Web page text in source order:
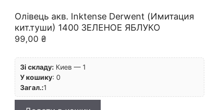
Олівець акв. Inktense Derwent (Имитация
кит.туши) 1400 ЗЕЛЕНОЕ ЯБЛУКО
99,00 ₴
Зі складу: Киев — 1
У кошику: 0
Загал.:1
Олівець